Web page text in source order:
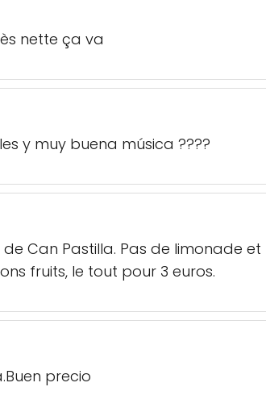
nette ça va
y muy buena música ????
Can Pastilla. Pas de limonade et
fruits, le tout pour 3 euros.
precio